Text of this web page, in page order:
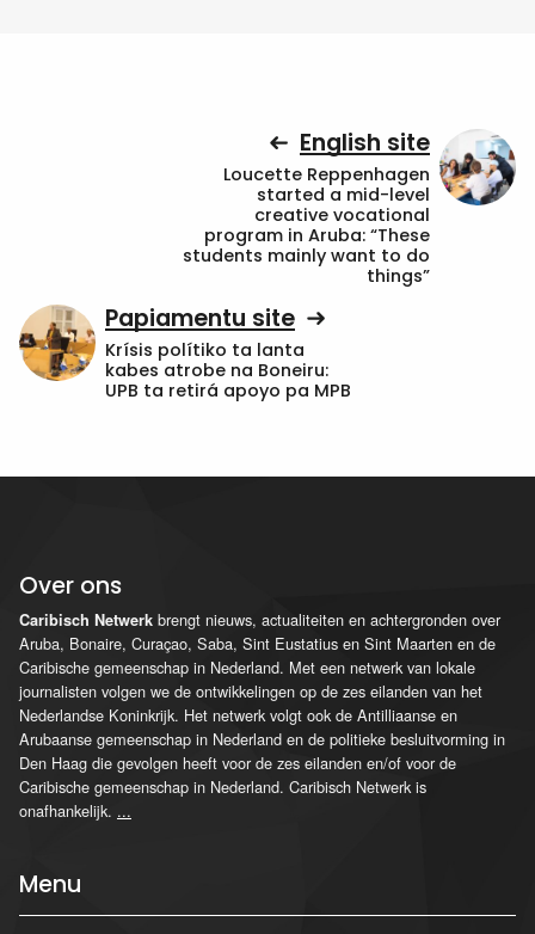
English site
Loucette Reppenhagen
started a mid-level
creative vocational
program in Aruba: “These
students mainly want to do
things”
Papiamentu site
Krísis polítiko ta lanta
kabes atrobe na Boneiru:
UPB ta retirá apoyo pa MPB
Over ons
Caribisch Netwerk brengt nieuws, actualiteiten en achtergronden over
Aruba, Bonaire, Curaçao, Saba, Sint Eustatius en Sint Maarten en de
Caribische gemeenschap in Nederland. Met een netwerk van lokale
journalisten volgen we de ontwikkelingen op de zes eilanden van het
Nederlandse Koninkrijk. Het netwerk volgt ook de Antilliaanse en
Arubaanse gemeenschap in Nederland en de politieke besluitvorming in
Den Haag die gevolgen heeft voor de zes eilanden en/of voor de
Caribische gemeenschap in Nederland. Caribisch Netwerk is
onafhankelijk. ...
Menu